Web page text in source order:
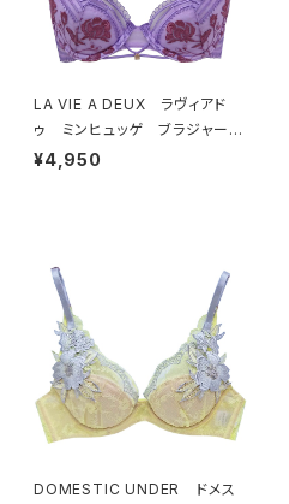
LA VIE A DEUX ラヴィアド
ゥ ミンヒュッゲ ブラジャー
（ライラック）BRA LILAC 2249
¥4,950
DOMESTIC UNDER ドメス